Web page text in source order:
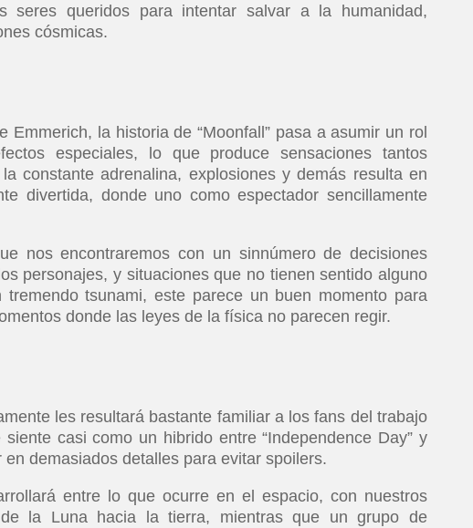
seres queridos para intentar salvar a la humanidad,
cósmicas.
la historia de “Moonfall” pasa a asumir un rol
especiales, lo que produce sensaciones tantos
constante adrenalina, explosiones y demás resulta en
divertida, donde uno como espectador sencillamente
nos encontraremos con un sinnúmero de decisiones
personajes, y situaciones que no tienen sentido alguno
tsunami, este parece un buen momento para
donde las leyes de la física no parecen regir.
les resultará bastante familiar a los fans del trabajo
casi como un hibrido entre “Independence Day” y
demasiados detalles para evitar spoilers.
entre lo que ocurre en el espacio, con nuestros
la Luna hacia la tierra, mientras que un grupo de